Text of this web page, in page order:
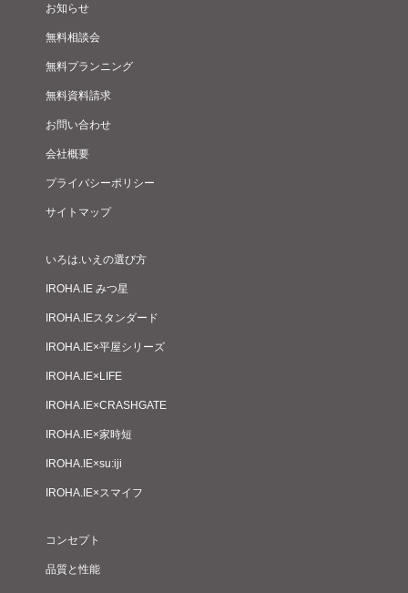
お知らせ
無料相談会
無料プランニング
無料資料請求
お問い合わせ
会社概要
プライバシーポリシー
サイトマップ
いろは.いえの選び方
IROHA.IE みつ星
IROHA.IEスタンダード
IROHA.IE×平屋シリーズ
IROHA.IE×LIFE
IROHA.IE×CRASHGATE
IROHA.IE×家時短
IROHA.IE×su:iji
IROHA.IE×スマイフ
コンセプト
品質と性能